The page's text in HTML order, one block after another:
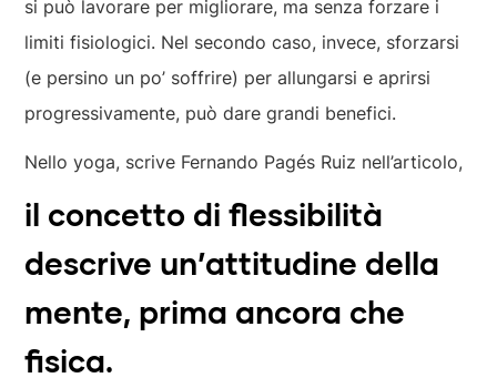
si può lavorare per migliorare, ma senza forzare i
limiti fisiologici. Nel secondo caso, invece, sforzarsi
(e persino un po’ soffrire) per allungarsi e aprirsi
progressivamente, può dare grandi benefici.
Nello yoga, scrive Fernando Pagés Ruiz nell’articolo,
il concetto di flessibilità
descrive un’attitudine della
mente, prima ancora che
fisica.